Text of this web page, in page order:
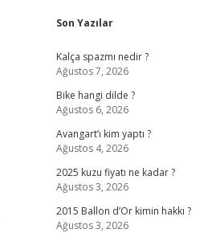
Sidebar
Son Yazılar
Kalça spazmı nedir ?
Ağustos 7, 2026
Bike hangi dilde ?
Ağustos 6, 2026
Avangart’ı kim yaptı ?
Ağustos 4, 2026
2025 kuzu fiyatı ne kadar ?
Ağustos 3, 2026
2015 Ballon d’Or kimin hakkı ?
Ağustos 3, 2026